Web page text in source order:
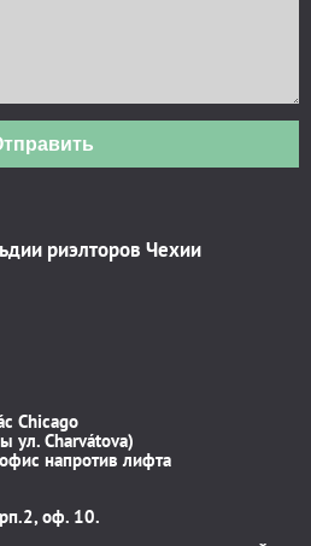
риэлторов Чехии
Chicago
ул. Charvátova)
напротив лифта
оф. 10.